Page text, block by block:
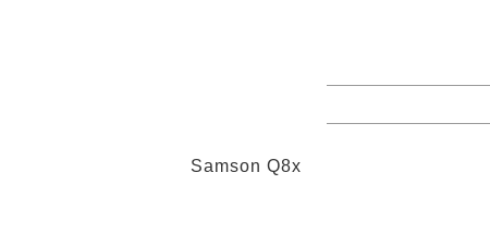
Samson Q8x